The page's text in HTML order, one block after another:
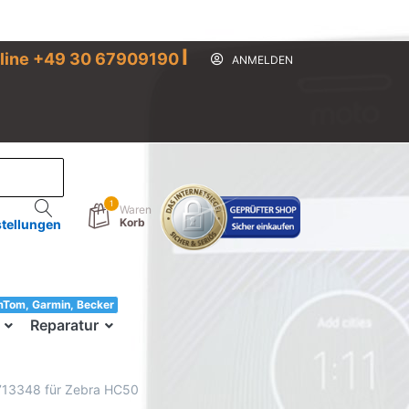
+49 30 67909190I ANMELDEN
1
Waren
Korb
Reparatur
Garmin, Becker
für Zebra HC50